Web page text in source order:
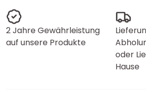
2 Jahre Gewährleistung
auf unsere Produkte
oder
Hause